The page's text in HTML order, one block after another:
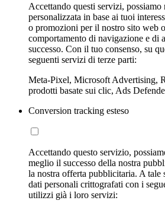
Accettando questi servizi,
personalizzata in base ai tuoi
o promozioni per il nostro sito web
comportamento di navigazione e di
successo. Con il tuo consenso, su
seguenti servizi di terze parti:
Meta-Pixel, Microsoft Advertising,
prodotti basate sui clic, Ads
Conversion tracking esteso
Accettando questo servizio,
meglio il successo della nostra
la nostra offerta pubblicitaria. A
dati personali crittografati con i
utilizzi già i loro servizi: